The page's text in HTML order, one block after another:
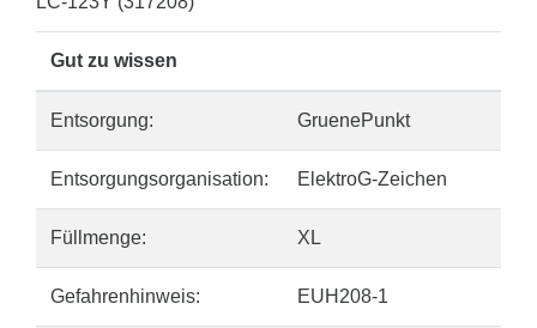
Gut zu wissen
Entsorgung: GruenePunkt
Entsorgungsorganisation: ElektroG-Zeichen
Füllmenge: XL
Gefahrenhinweis: EUH208-1